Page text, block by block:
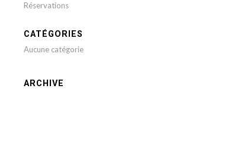
Réservations
CATÉGORIES
Aucune catégorie
ARCHIVE